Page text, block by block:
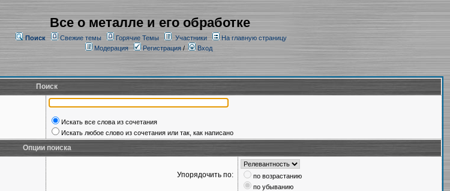
Все о металле и его обработке
Поиск Свежие темы Горячие Темы Участники
На главную страницу
Модерация
Регистрация/ Вход
Поиск
Искать все слова из сочетания
Искать любое слово из сочетания или так, как написано
Опции поиска
Упорядочить по:
по возрастанию
по убыванию